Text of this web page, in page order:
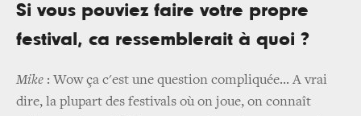
Si vous pouviez faire votre propre
festival, ca ressemblerait à quoi ?
Mike : Wow ça c'est une question compliquée... A vrai
dire, la plupart des festivals où on joue, on connaît